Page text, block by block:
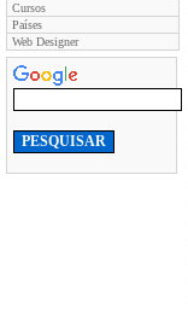
Cursos
Países
Web Designer